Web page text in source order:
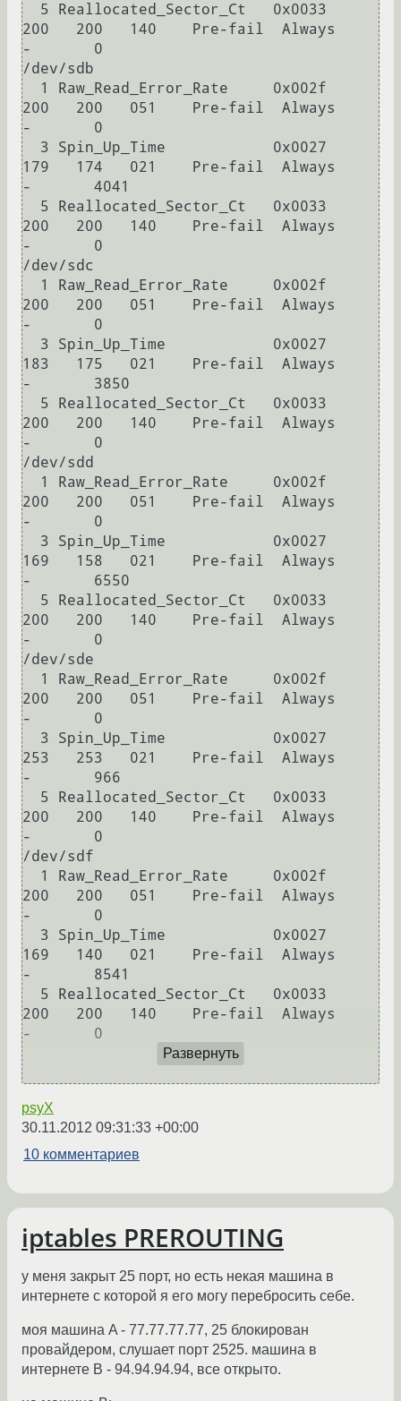
200   200   140    Pre-fail  Always
-       0
/dev/sdb
200   200   051    Pre-fail  Always
-       0
179   174   021    Pre-fail  Always
-       4041
200   200   140    Pre-fail  Always
-       0
/dev/sdc
200   200   051    Pre-fail  Always
-       0
183   175   021    Pre-fail  Always
-       3850
200   200   140    Pre-fail  Always
-       0
/dev/sdd
200   200   051    Pre-fail  Always
-       0
169   158   021    Pre-fail  Always
-       6550
200   200   140    Pre-fail  Always
-       0
/dev/sde
200   200   051    Pre-fail  Always
-       0
253   253   021    Pre-fail  Always
-       966
200   200   140    Pre-fail  Always
-       0
/dev/sdf
200   200   051    Pre-fail  Always
-       0
169   140   021    Pre-fail  Always
-       8541
200   200   140    Pre-fail  Always
-       0
Развернуть
psyX
30.11.2012 09:31:33 +00:00
10 комментариев
iptables PREROUTING
у меня закрыт 25 порт, но есть некая машина в
интернете с которой я его могу перебросить себе.
моя машина A - 77.77.77.77, 25 блокирован
провайдером, слушает порт 2525. машина в
интернете B - 94.94.94.94, все открыто.